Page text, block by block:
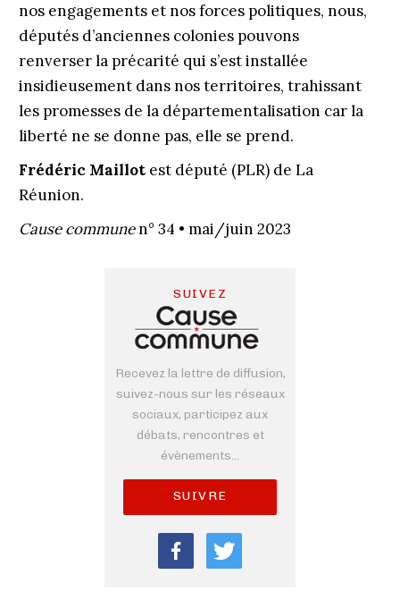
nos engagements et nos forces politiques, nous,
députés d’anciennes colonies pouvons
renverser la précarité qui s’est installée
insidieusement dans nos territoires, trahissant
les promesses de la départementalisation car la
liberté ne se donne pas, elle se prend.
Frédéric Maillotest député (PLR) de La
Réunion.
Cause communen° 34 • mai/juin 2023
SUIVEZ
Recevez la lettre de diffusion,
suivez-nous sur les réseaux
sociaux, participez aux
débats, rencontres et
évènements...
SUIVRE